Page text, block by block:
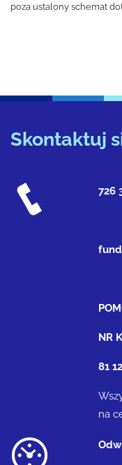
poza ustalony schemat
Skontaktuj
726
NR
81
na